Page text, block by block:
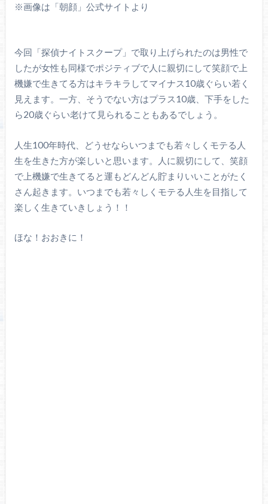
※画像は「朝顔」公式サイトより
今回「探偵ナイトスクープ」で取り上げられたのは男性で
したが女性も同様でポジティブで人に親切にして笑顔で上
機嫌で生きてる方はキラキラしてマイナス10歳ぐらい若く
見えます。一方、そうでない方はプラス10歳、下手をした
ら20歳ぐらい老けて見られることもあるでしょう。
人生100年時代、どうせならいつまでも若々しくモテる人
生を生きた方が楽しいと思います。人に親切にして、笑顔
で上機嫌で生きてると運もどんどん貯まりいいことがたく
さん起きます。いつまでも若々しくモテる人生を目指して
楽しく生きていきしょう！！
ほな！おおきに！